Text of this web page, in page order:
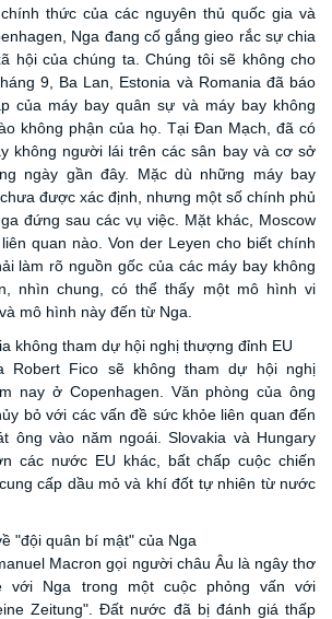
thức của các nguyên thủ quốc gia và
Nga đang cố gắng gieo rắc sự chia
hội của chúng ta. Chúng tôi sẽ không cho
9, Ba Lan, Estonia và Romania đã báo
của máy bay quân sự và máy bay không
không phận của họ. Tại Đan Mạch, đã có
không người lái trên các sân bay và cơ sở
ngày gần đây. Mặc dù những máy bay
được xác định, nhưng một số chính phủ
đứng sau các vụ việc. Mặt khác, Moscow
quan nào. Von der Leyen cho biết chính
làm rõ nguồn gốc của các máy bay không
nhìn chung, có thể thấy một mô hình vi
mô hình này đến từ Nga.
không tham dự hội nghị thượng đỉnh EU
Robert Fico sẽ không tham dự hội nghị
nay ở Copenhagen. Văn phòng của ông
bỏ với các vấn đề sức khỏe liên quan đến
ông vào năm ngoái. Slovakia và Hungary
các nước EU khác, bất chấp cuộc chiến
cấp dầu mỏ và khí đốt tự nhiên từ nước
"đội quân bí mật" của Nga
Macron gọi người châu Âu là ngây thơ
với Nga trong một cuộc phỏng vấn với
Zeitung". Đất nước đã bị đánh giá thấp